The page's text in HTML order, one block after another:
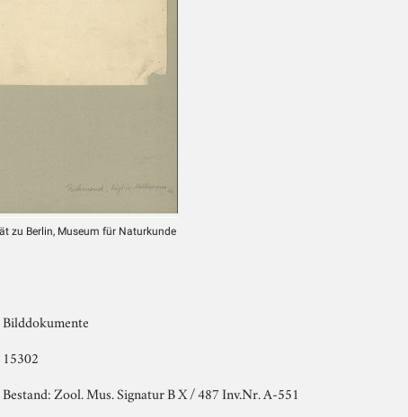
zu Berlin, Museum für Naturkunde
Bilddokumente
15302
Bestand: Zool. Mus. Signatur B X / 487 Inv.Nr. A-551